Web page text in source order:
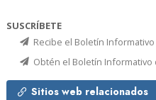
SUSCRÍBETE
Recibe el Boletín
Obtén el Boletín Informativo
Sitios web relacionados